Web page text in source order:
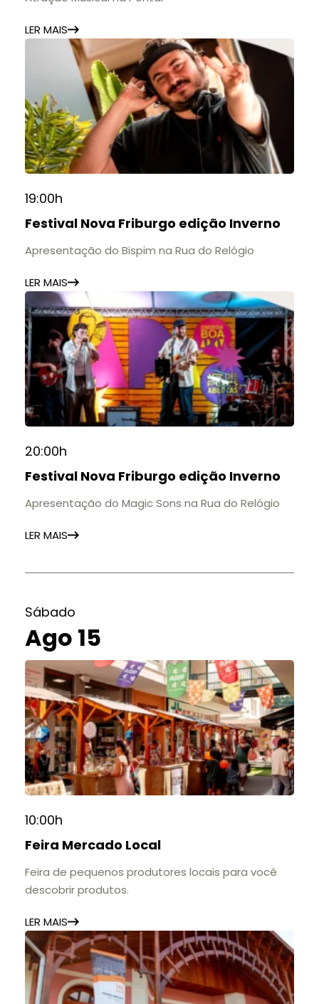
LER MAIS
19:00h
Festival Nova Friburgo edição Inverno
Apresentação do Bispim na Rua do Relógio
LER MAIS
20:00h
Festival Nova Friburgo edição Inverno
Apresentação do Magic Sons na Rua do Relógio
LER MAIS
Sábado
Ago 15
10:00h
Feira Mercado Local
Feira de pequenos produtores locais para você
descobrir produtos.
LER MAIS